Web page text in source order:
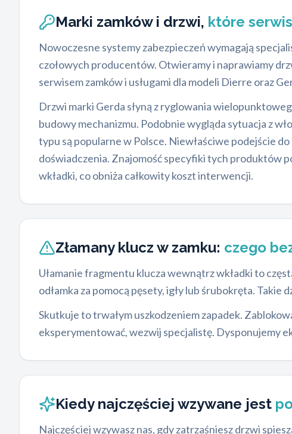
Marki zamków i drzwi, które
Nowoczesne systemy zabezpieczeń wymagają
czołowych producentów. Otwieramy i naprawiamy
serwisem zamków i usługami dla modeli Dierre oraz
Drzwi marki Gerda słyną z ryglowania
budowy mechanizmu. Podobnie wygląda sytuacja z
typu są popularne w Polsce. Niewłaściwe podejście
doświadczenia. Znajomość specyfiki tych produktów
wkładki, co obniża całkowity koszt interwencji.
Złamany klucz w zamku: czego
Ułamanie fragmentu klucza wewnątrz wkładki to
odłamka za pomocą pęsety, igły lub śrubokręta. Takie
Skutkuje to trwałym uszkodzeniem zapadek.
eksperymentować, wezwij specjalistę. Dysponujemy
Kiedy najczęściej wzywane jest
Najczęściej wzywasz nas, gdy zatrzaśniesz drzwi